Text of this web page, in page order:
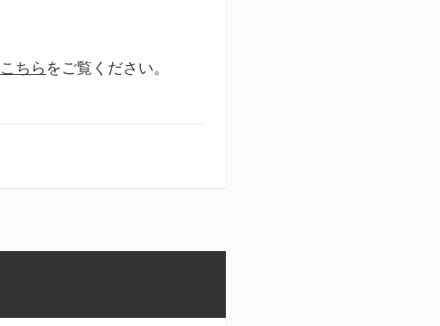
こちら をご覧ください。